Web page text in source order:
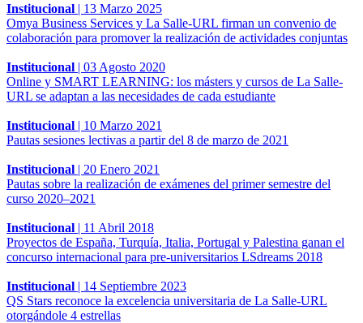
Institucional | 13 Marzo 2025
Omya Business Services y La Salle-URL firman un convenio de
colaboración para promover la realización de actividades conjuntas
Institucional | 03 Agosto 2020
Online y SMART LEARNING: los másters y cursos de La Salle-
URL se adaptan a las necesidades de cada estudiante
Institucional | 10 Marzo 2021
Pautas sesiones lectivas a partir del 8 de marzo de 2021
Institucional | 20 Enero 2021
Pautas sobre la realización de exámenes del primer semestre del
curso 2020–2021
Institucional | 11 Abril 2018
Proyectos de España, Turquía, Italia, Portugal y Palestina ganan el
concurso internacional para pre-universitarios LSdreams 2018
Institucional | 14 Septiembre 2023
QS Stars reconoce la excelencia universitaria de La Salle-URL
otorgándole 4 estrellas